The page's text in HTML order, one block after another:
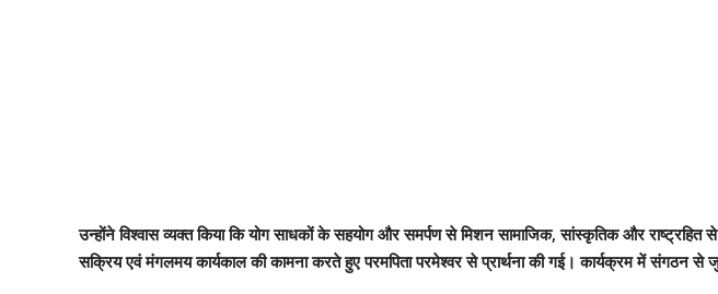
उन्होंने विश्वास व्यक्त किया कि योग साधकों के सहयोग और समर्पण से मिशन सामाजिक, सांस्कृतिक और
सक्रिय एवं मंगलमय कार्यकाल की कामना करते हुए परमपिता परमेश्वर से प्रार्थना की गई। कार्यक्रम में संगठन से